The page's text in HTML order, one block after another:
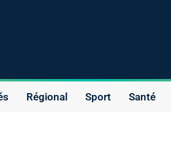
Régional Sport Santé